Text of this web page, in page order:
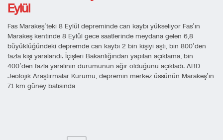
Eylül
Fas Marakeş’teki 8 Eylül depreminde can kaybı yükseliyor Fas’ın
Marakeş kentinde 8 Eylül gece saatlerinde meydana gelen 6,8
büyüklüğündeki depremde can kaybı 2 bin kişiyi aştı, bin 800’den
fazla kişi yaralandı. İçişleri Bakanlığından yapılan açıklama, bin
400’den fazla yaralının durumunun ağır olduğunu açıkladı. ABD
Jeolojik Araştırmalar Kurumu, depremin merkez üssünün Marakeş’in
71 km güney batısında